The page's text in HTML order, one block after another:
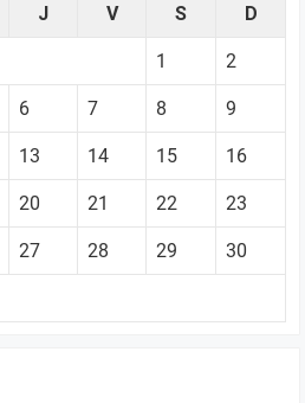
J V S D
1 2
6 7 8 9
13 14 15 16
20 21 22 23
27 28 29 30